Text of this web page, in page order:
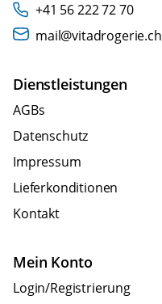
+41 56 222 72 70
mail@vitadrogerie.ch
Dienstleistungen
AGBs
Datenschutz
Impressum
Lieferkonditionen
Kontakt
Mein Konto
Login/Registrierung